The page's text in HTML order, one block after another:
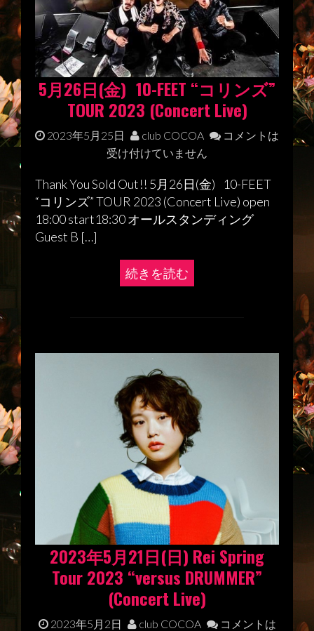
5月26日(金) 10-FEET “コリンズ”
TOUR 2023 (Concert Live)
2023年5月25日 club COCOA
コメントは
受け付けていません
Thank You Sold Out!! 5月26日(金) 10-FEET
“コリンズ” TOUR 2023 (Concert Live) open
18:00 start18:30 オールスタンディング
Guest B […]
続きを読む
2023年5月21日(日) Rei Spring
Tour 2023 “versus DRUMMER”
(Concert Live)
2023年5月2日 club COCOA
コメントは